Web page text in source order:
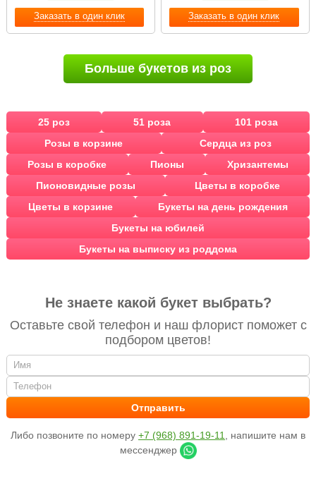
Заказать в один клик Заказать в один клик
Больше букетов из роз
25 роз 51 роза
101 роза
Розы в корзине
Сердца из роз
Розы в коробке
Пионы
Хризантемы
Пионовидные розы
Цветы в коробке
Цветы в корзине
Букеты на день рождения
Букеты на юбилей
Букеты на выписку из роддома
Не знаете какой букет выбрать?
Оставьте свой телефон и наш флорист поможет с
подбором цветов!
Либо позвоните по номеру +7 (968) 891-19-11
, напишите нам в
мессенджер